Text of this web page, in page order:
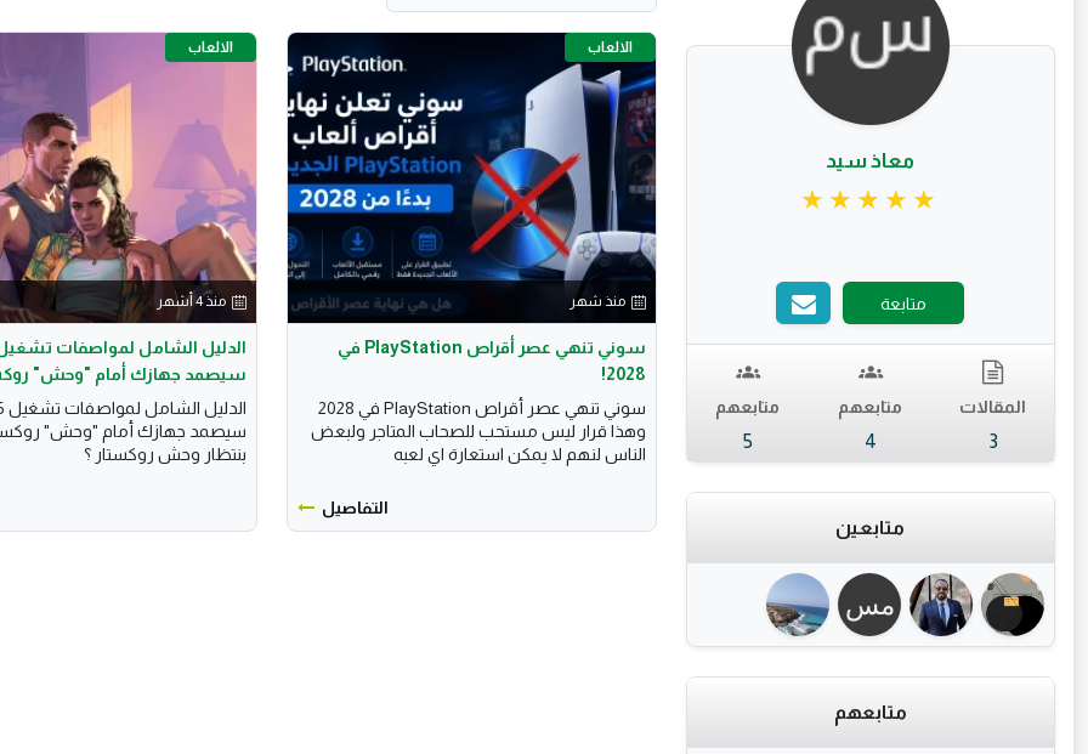
معاذ سيد
متابعة
المقالات
3
متابعهم
4
متابعهم
5
متابعين
متابعهم
الالعاب
منذ شهر
سوني تنهي عصر أقراص PlayStation في
2028!
سوني تنهي عصر أقراص PlayStation في 2028
وهذا قرار ليس مستحب للصحاب المتاجر ولبعض
الناس لنهم لا يمكن استعارة اي لعبه
التفاصيل
الالعاب
منذ 4 أشهر
سيصمد جهازك أمام "وحش"
سيصمد جهازك أمام "وحش"
بنتظار وحش روكستار ؟